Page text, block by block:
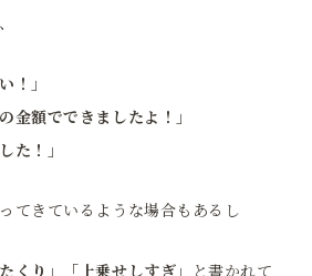
！」
金額でできましたよ！」
た！」
てきているような場合もあるし
たくり」「上乗せしすぎ」 と書かれて